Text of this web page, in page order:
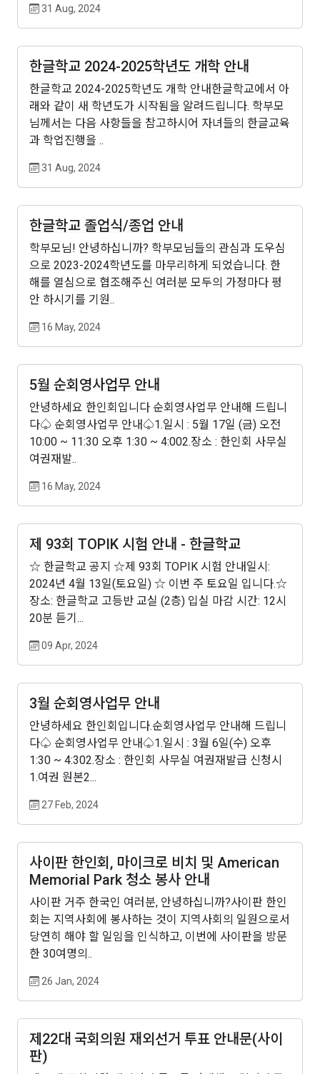
31 Aug, 2024
한글학교 2024-2025학년도 개학 안내
한글학교 2024-2025학년도 개학 안내한글학교에서 아
래와 같이 새 학년도가 시작됨을 알려드립니다. 학부모
님께서는 다음 사항들을 참고하시어 자녀들의 한글교육
과 학업진행을 ..
31 Aug, 2024
한글학교 졸업식/종업 안내
학부모님! 안녕하십니까? 학부모님들의 관심과 도우심
으로 2023-2024학년도를 마무리하게 되었습니다. 한
해를 열심으로 협조해주신 여러분 모두의 가정마다 평
안 하시기를 기원..
16 May, 2024
5월 순회영사업무 안내
안녕하세요 한인회입니다 순회영사업무 안내해 드립니
다♤ 순회영사업무 안내♤1.일시 : 5월 17일 (금) 오전
10:00 ~ 11:30 오후 1:30 ~ 4:002.장소 : 한인회 사무실
여권재발..
16 May, 2024
제 93회 TOPIK 시험 안내 - 한글학교
☆ 한글학교 공지 ☆제 93회 TOPIK 시험 안내일시:
2024년 4월 13일(토요일) ☆ 이번 주 토요일 입니다.☆
장소: 한글학교 고등반 교실 (2층) 입실 마감 시간: 12시
20분 듣기...
09 Apr, 2024
3월 순회영사업무 안내
안녕하세요 한인회입니다.순회영사업무 안내해 드립니
다♤ 순회영사업무 안내♤1.일시 : 3월 6일(수) 오후
1:30 ~ 4:302.장소 : 한인회 사무실 여권재발급 신청시
1.여권 원본2...
27 Feb, 2024
사이판 한인회, 마이크로 비치 및 American
Memorial Park 청소 봉사 안내
사이판 거주 한국인 여러분, 안녕하십니까?사이판 한인
회는 지역사회에 봉사하는 것이 지역사회의 일원으로서
당연히 해야 할 일임을 인식하고, 이번에 사이판을 방문
한 30여명의..
26 Jan, 2024
제22대 국회의원 재외선거 투표 안내문(사이
판)